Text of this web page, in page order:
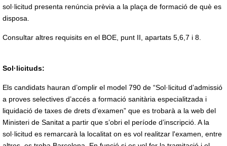
sol·licitud presenta renúncia prèvia a la plaça de formació de què es
disposa.
Consultar altres requisits en el BOE, punt II, apartats 5,6,7 i 8.
Sol·licituds:
Els candidats hauran d’omplir el model 790 de “Sol·licitud d’admissió
a proves selectives d’accés a formació sanitària especialitzada i
liquidació de taxes de drets d’examen” que es trobarà a la web del
Ministeri de Sanitat a partir que s’obri el període d’inscripció. A la
sol·licitud es remarcarà la localitat on es vol realitzar l'examen, entre